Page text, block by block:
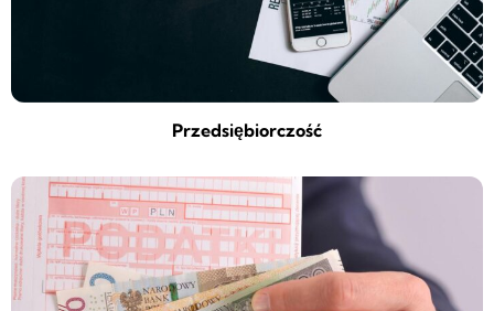
Przedsiębiorczość